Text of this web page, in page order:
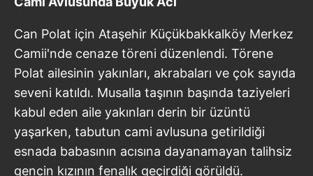
Can Polat için Ataşehir Küçükbakkalköy Merkez
Camii'nde cenaze töreni düzenlendi. Törene
Polat ailesinin yakınları, akrabaları ve çok sayıda
seveni katıldı. Musalla taşının başında taziyeleri
kabul eden aile yakınları derin bir üzüntü
yaşarken, tabutun cami avlusuna getirildiği
esnada babasının acısına dayanamayan talihsiz
gencin kızının fenalık geçirdiği görüldü.